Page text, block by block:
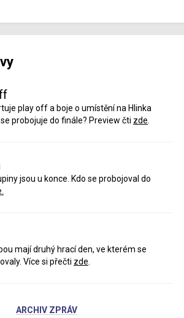
play off a boje o umístění na Hlinka
probojuje do finále? Preview čti zde
jsou u konce. Kdo se probojoval do
mají druhý hrací den, ve kterém se
Více si přečti zde
ARCHIV ZPRÁV